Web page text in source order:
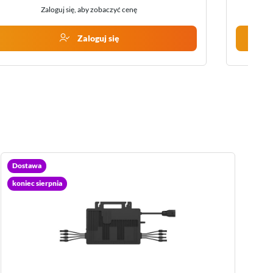
Zaloguj się, aby zobaczyć cenę
Zaloguj się
Na ZAMÓWIENIE